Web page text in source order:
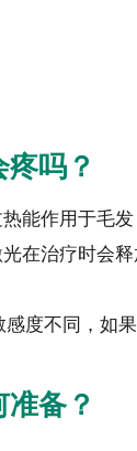
吗？
能作用于毛
在治疗时会释
度不同，如
备？